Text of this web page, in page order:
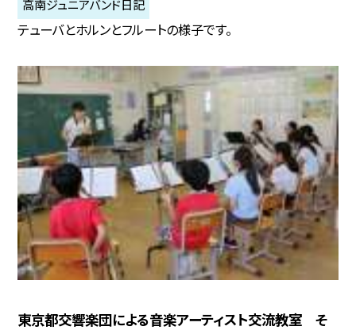
高南ジュニアバンド日記
テューバとホルンとフルートの様子です。
東京都交響楽団による音楽アーティスト交流教室 そ